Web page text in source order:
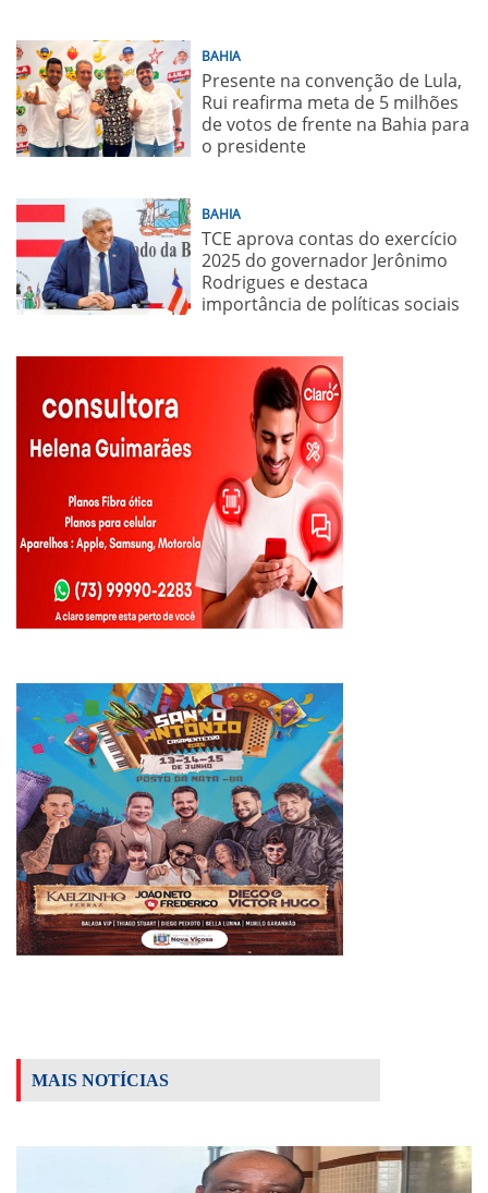
BAHIA
Presente na convenção de Lula,
Rui reafirma meta de 5 milhões
de votos de frente na Bahia para
o presidente
BAHIA
TCE aprova contas do exercício
2025 do governador Jerônimo
Rodrigues e destaca
importância de políticas sociais
MAIS NOTÍCIAS